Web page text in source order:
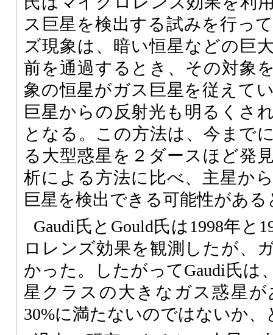
ス巨星を検出する試みを行っ
ズ現象は、暗い恒星などの巨
前を通過するとき、その対象
象の恒星がガス巨星を従えて
巨星からの反射光も明るくさ
となる。この方法は、今まで
る大型惑星を２ダースほど発
析による方法に比べ、主星か
巨星を検出できる可能性がある
Gaudi氏とGould氏は1998年と
ロレンズ効果を観測したが、
かった。したがってGaudi氏は
星クラスの大きなガス惑星
30%に満たないのではないか